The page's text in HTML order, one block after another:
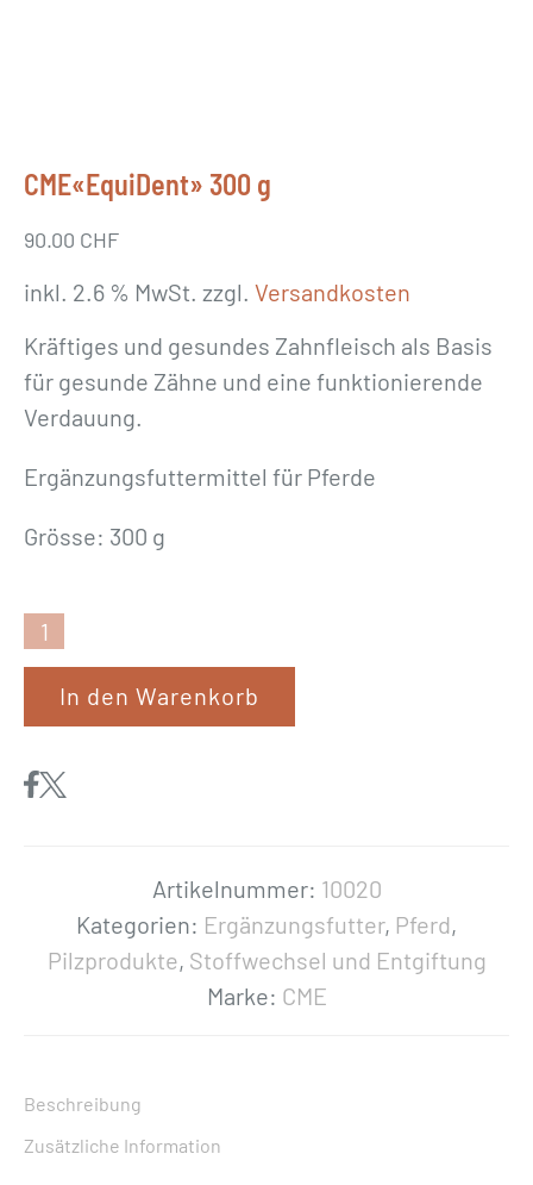
CME«EquiDent» 300 g
90.00 CHF
inkl. 2.6 % MwSt. zzgl. Versandkosten
Kräftiges und gesundes Zahnfleisch als Basis
für gesunde Zähne und eine funktionierende
Verdauung.
Ergänzungsfuttermittel für Pferde
Grösse: 300 g
M
E
3
In den Warenkorb
Artikelnummer: 10020
Kategorien: Ergänzungsfutter, Pferd,
Pilzprodukte, Stoffwechsel und Entgiftung
Marke: CME
Beschreibung
Zusätzliche Information